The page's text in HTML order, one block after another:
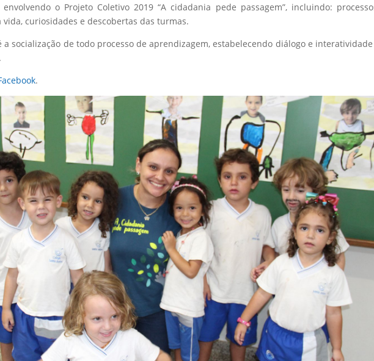
o Projeto Coletivo 2019 “A cidadania pede passagem”, incluindo:
vida, curiosidades e descobertas das turmas.
a socialização de todo processo de aprendizagem, estabelecendo diálogo e
.